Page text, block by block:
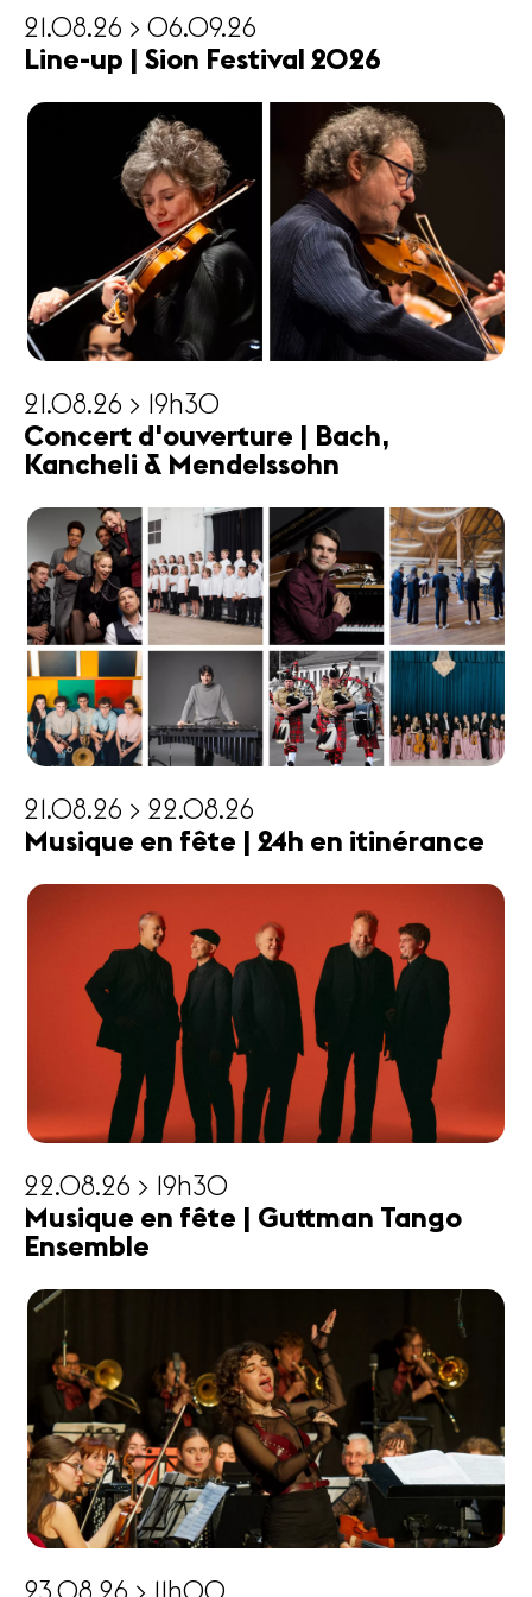
21.08.26 > 06.09.26
Line-up | Sion Festival 2026
21.08.26 > 19h30
Concert d'ouverture | Bach,
Kancheli & Mendelssohn
21.08.26 > 22.08.26
Musique en fête | 24h en itinérance
22.08.26 > 19h30
Musique en fête | Guttman Tango
Ensemble